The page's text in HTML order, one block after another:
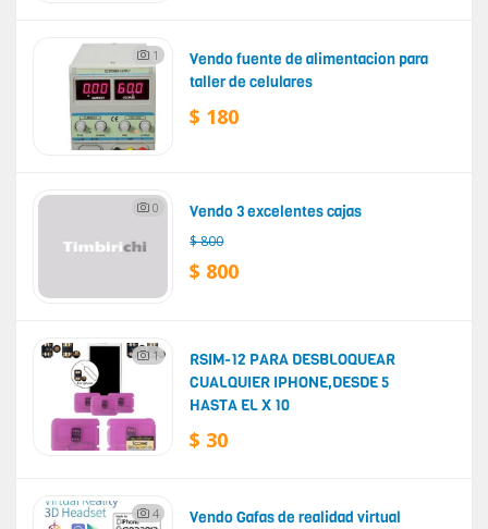
1
Vendo fuente de alimentacion para
taller de celulares
$ 180
0 Vendo 3 excelentes cajas
$ 800
$ 800
1
RSIM-12 PARA DESBLOQUEAR
CUALQUIER IPHONE,DESDE 5
HASTA EL X 10
$ 30
4 Vendo Gafas de realidad virtual